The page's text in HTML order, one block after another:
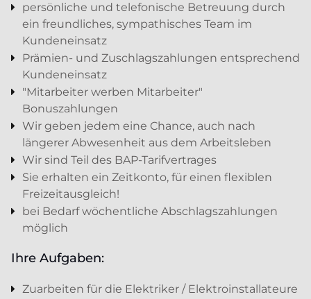
persönliche und telefonische Betreuung durch
ein freundliches, sympathisches Team im
Kundeneinsatz
Prämien- und Zuschlagszahlungen entsprechend
Kundeneinsatz
"Mitarbeiter werben Mitarbeiter"
Bonuszahlungen
Wir geben jedem eine Chance, auch nach
längerer Abwesenheit aus dem Arbeitsleben
Wir sind Teil des BAP-Tarifvertrages
Sie erhalten ein Zeitkonto, für einen flexiblen
Freizeitausgleich!
bei Bedarf wöchentliche Abschlagszahlungen
möglich
Ihre Aufgaben:
Zuarbeiten für die Elektriker / Elektroinstallateure